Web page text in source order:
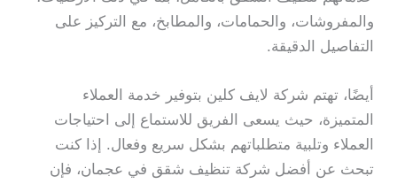
والمفروشات، والحمامات، والمطابخ، مع التركيز على
التفاصيل الدقيقة.
أيضًا، تهتم شركة لايف كلين بتوفير خدمة العملاء
المتميزة، حيث يسعى الفريق للاستماع إلى احتياجات
العملاء وتلبية متطلباتهم بشكل سريع وفعال. إذا كنت
تبحث عن أفضل شركة تنظيف شقق في عجمان، فإن